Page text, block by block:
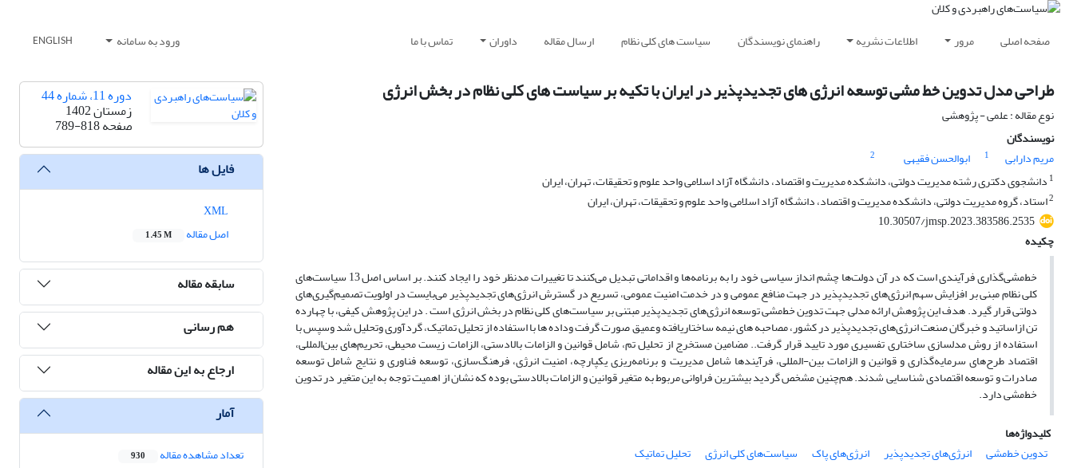
صفحه اصلی مرور اطلاعات نشریه راهنمای نویسندگان سیاست های کلی نظام ارسال مقاله داوران تماس با ما ورود به سامانه ENGLISH
طراحی مدل تدوین خط مشی توسعه انرژی های تجدیدپذیر در ایران با تکیه بر سیاست های کلی نظام در بخش انرژی
نوع مقاله : علمی - پژوهشی
نویسندگان
مریم دارابی
1 ابوالحسن فقیهی
2
1 دانشجوی دکتری رشته مدیریت دولتی، دانشکده مدیریت و اقتصاد، دانشگاه آزاد اسلامی واحد علوم و تحقیقات، تهران، ایران
2استاد، گروه مدیریت دولتی، دانشکده مدیریت و اقتصاد، دانشگاه آزاد اسلامی واحد علوم و تحقیقات، تهران، ایران
10.30507/jmsp.2023.383586.2535
چکیده
خط‌مشی‌گذاری فرآیندی است که در آن دولت‌ها چشم انداز سیاسی خود را به برنامه‌ها و اقداماتی تبدیل می‌کنند تا تغییرات مدنظر خود را ایجاد کنند. بر اساس اصل 13 سیاست‌های
کلی نظام مبنی بر افزایش سهم انرژی‌های تجدیدپذیر در جهت منافع عمومی و در خدمت امنیت عمومی، تسریع در گسترش انرژی‌های تجدیدپذیر می‌بایست در اولویت تصمیم‌گیری‌های
دولتی قرار گیرد. هدف این پژوهش ارائه مدلی جهت تدوین خط‌مشی توسعه انرژی‌های تجدید‌پذیر مبتنی بر سیاست‌های کلی نظام در بخش انرژی است . در این پژوهش کیفی، با چهارده
تن ازاساتید و خبرگان صنعت انرژی‌های تجدیدپذیر در کشور، مصاحبه های نیمه ساختاریافته وعمیق صورت گرفت وداده ها با استفاده از تحلیل تماتیک، گردآوری وتحلیل شد وسپس با
استفاده از روش مدلسازی ساختاری تفسیری مورد تایید قرار گرفت.. مضامین مستخرج از تحلیل تم، شامل قوانین و الزامات بالادستی، الزامات زیست محیطی، تحریم‌های بین‌المللی،
اقتصاد طرح‌های سرمایه‌گذاری و قوانین و الزامات بین-المللی، فرآیندها شامل مدیریت و برنامه‌ریزی یکپارچه، امنیت انرژی، فرهنگ‌سازی، توسعه فناوری و نتایج شامل توسعه
صادرات و توسعه اقتصادی شناسایی شدند. هم‌چنین مشخص گردید بیشترین فراوانی مربوط به متغیر قوانین و الزامات بالادستی بوده که نشان از اهمیت توجه به این متغیر در تدوین
خط‌مشی دارد.
کلیدواژه‌ها
تدوین خط‌مشی‌‌
انرژی‌های تجدیدپذیر انرژی‌های پاک سیاست‌های کلی انرژی
تحلیل تماتیک
دوره 11، شماره 44
زمستان 1402
صفحه789-818
فایل ها
اصل مقاله
1.45 M
سابقه مقاله
هم رسانی
ارجاع به این مقاله
آمار
تعداد مشاهده مقاله 930